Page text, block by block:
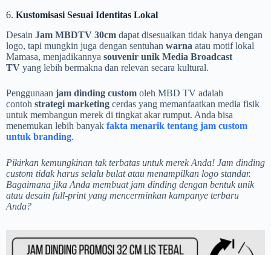
6. Kustomisasi Sesuai Identitas Lokal
Desain Jam MBDTV 30cm dapat disesuaikan tidak hanya dengan
logo, tapi mungkin juga dengan sentuhan warna atau motif lokal
Mamasa, menjadikannya souvenir unik Media Broadcast
TV yang lebih bermakna dan relevan secara kultural.
Penggunaan jam dinding custom oleh MBD TV adalah
contoh strategi marketing cerdas yang memanfaatkan media fisik
untuk membangun merek di tingkat akar rumput. Anda bisa
menemukan lebih banyak fakta menarik tentang jam custom
untuk branding.
Pikirkan kemungkinan tak terbatas untuk merek Anda! Jam dinding
custom tidak harus selalu bulat atau menampilkan logo standar.
Bagaimana jika Anda membuat jam dinding dengan bentuk unik
atau desain full-print yang mencerminkan kampanye terbaru
Anda?